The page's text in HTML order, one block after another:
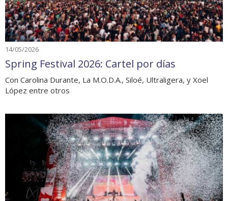
14/05/2026
Spring Festival 2026: Cartel por días
Con Carolina Durante, La M.O.D.A., Siloé, Ultraligera, y Xoel
López entre otros